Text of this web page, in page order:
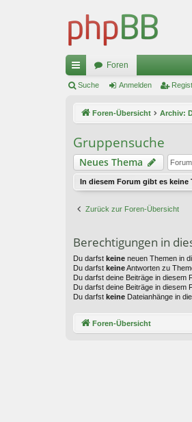
ch
ug
riff
Foren
Suche Anmelden
Foren-Übersicht Archiv:
Gruppensuche
Neues Thema
In diesem Forum gibt es keine
Zurück zur Foren-Übersicht
Berechtigungen in
Du darfst keine neuen Themen in
Du darfst keineAntworten zu
Du darfst deine Beiträge in diesem
Du darfst deine Beiträge in diesem
Du darfst keine Dateianhänge in
Foren-Übersicht